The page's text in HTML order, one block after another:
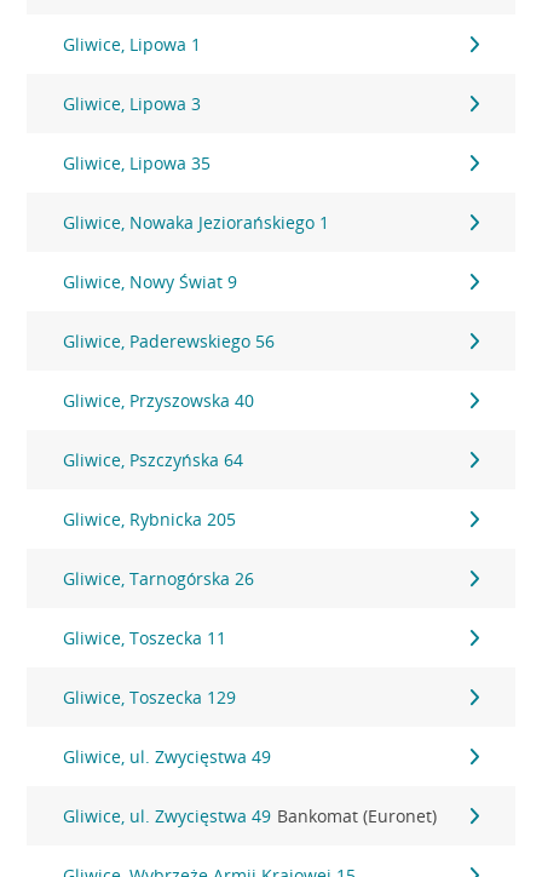
Gliwice, Lipowa 1
Gliwice, Lipowa 3
Gliwice, Lipowa 35
Gliwice, Nowaka Jeziorańskiego 1
Gliwice, Nowy Świat 9
Gliwice, Paderewskiego 56
Gliwice, Przyszowska 40
Gliwice, Pszczyńska 64
Gliwice, Rybnicka 205
Gliwice, Tarnogórska 26
Gliwice, Toszecka 11
Gliwice, Toszecka 129
Gliwice, ul. Zwycięstwa 49
Gliwice, ul. Zwycięstwa 49 Bankomat (Euronet)